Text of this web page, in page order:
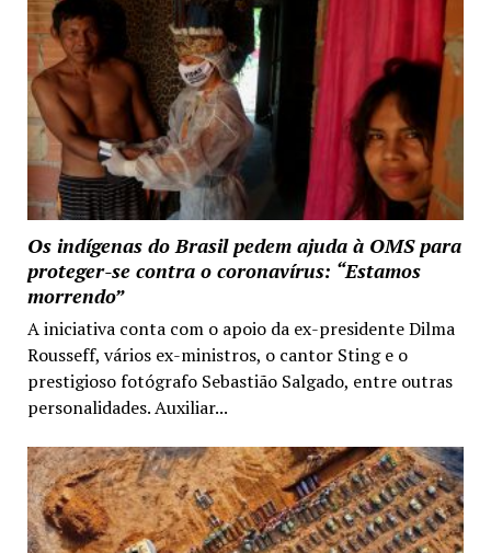
Os indígenas do Brasil pedem ajuda à OMS para
proteger-se contra o coronavírus: “Estamos
morrendo”
A iniciativa conta com o apoio da ex-presidente Dilma
Rousseff, vários ex-ministros, o cantor Sting e o
prestigioso fotógrafo Sebastião Salgado, entre outras
personalidades. Auxiliar...